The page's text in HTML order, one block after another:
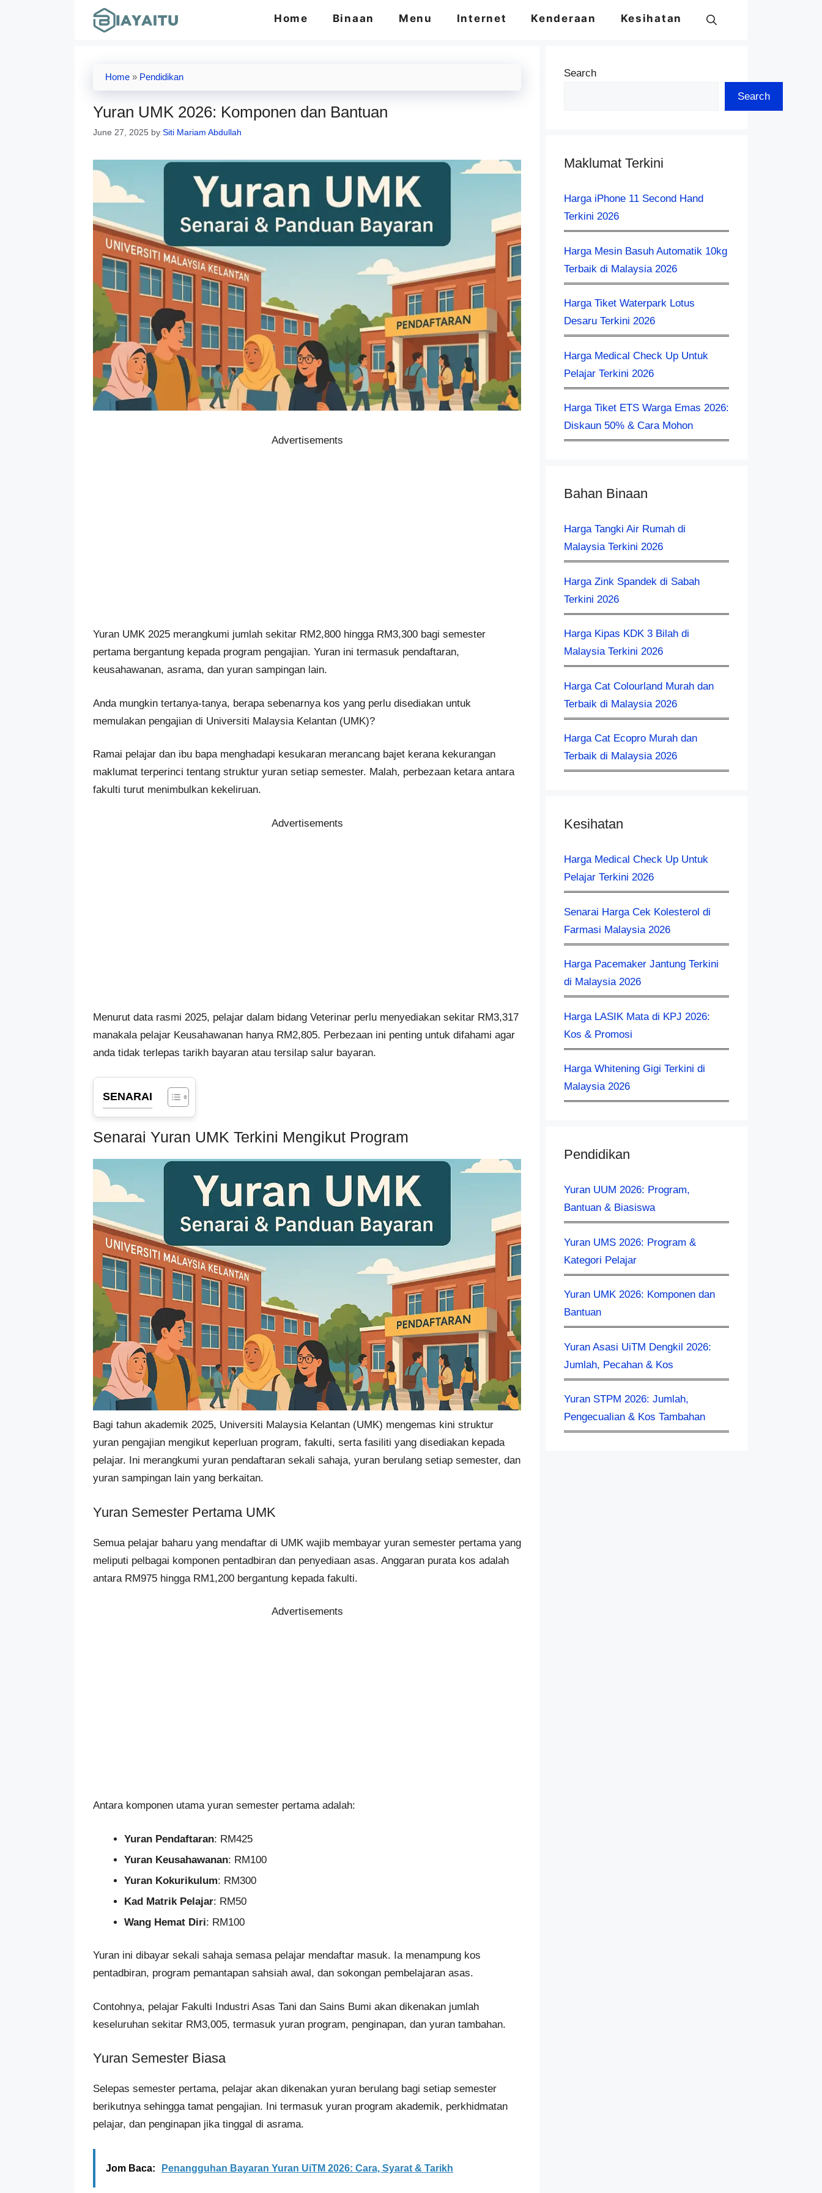
Home Binaan Menu Internet Kenderaan Kesihatan
Home » Pendidikan
Yuran UMK 2026: Komponen dan Bantuan
June 27, 2025 by Siti Mariam Abdullah
Advertisements
Yuran UMK 2025 merangkumi jumlah sekitar RM2,800 hingga RM3,300 bagi semester
pertama bergantung kepada program pengajian. Yuran ini termasuk pendaftaran,
keusahawanan, asrama, dan yuran sampingan lain.
Anda mungkin tertanya-tanya, berapa sebenarnya kos yang perlu disediakan untuk
memulakan pengajian di Universiti Malaysia Kelantan (UMK)?
Ramai pelajar dan ibu bapa menghadapi kesukaran merancang bajet kerana kekurangan
maklumat terperinci tentang struktur yuran setiap semester. Malah, perbezaan ketara antara
fakulti turut menimbulkan kekeliruan.
Advertisements
Menurut data rasmi 2025, pelajar dalam bidang Veterinar perlu menyediakan sekitar RM3,317
manakala pelajar Keusahawanan hanya RM2,805. Perbezaan ini penting untuk difahami agar
anda tidak terlepas tarikh bayaran atau tersilap salur bayaran.
SENARAI
Senarai Yuran UMK Terkini Mengikut Program
Bagi tahun akademik 2025, Universiti Malaysia Kelantan (UMK) mengemas kini struktur
yuran pengajian mengikut keperluan program, fakulti, serta fasiliti yang disediakan kepada
pelajar. Ini merangkumi yuran pendaftaran sekali sahaja, yuran berulang setiap semester, dan
yuran sampingan lain yang berkaitan.
Yuran Semester Pertama UMK
Semua pelajar baharu yang mendaftar di UMK wajib membayar yuran semester pertama yang
meliputi pelbagai komponen pentadbiran dan penyediaan asas. Anggaran purata kos adalah
antara RM975 hingga RM1,200 bergantung kepada fakulti.
Advertisements
Antara komponen utama yuran semester pertama adalah:
Yuran Pendaftaran: RM425
Yuran Keusahawanan: RM100
Yuran Kokurikulum: RM300
Kad Matrik Pelajar: RM50
Wang Hemat Diri: RM100
Yuran ini dibayar sekali sahaja semasa pelajar mendaftar masuk. Ia menampung kos
pentadbiran, program pemantapan sahsiah awal, dan sokongan pembelajaran asas.
Contohnya, pelajar Fakulti Industri Asas Tani dan Sains Bumi akan dikenakan jumlah
keseluruhan sekitar RM3,005, termasuk yuran program, penginapan, dan yuran tambahan.
Yuran Semester Biasa
Selepas semester pertama, pelajar akan dikenakan yuran berulang bagi setiap semester
berikutnya sehingga tamat pengajian. Ini termasuk yuran program akademik, perkhidmatan
pelajar, dan penginapan jika tinggal di asrama.
Jom Baca: Penangguhan Bayaran Yuran UiTM 2026: Cara, Syarat & Tarikh
Search
Search
Maklumat Terkini
Harga iPhone 11 Second Hand
Terkini 2026
Harga Mesin Basuh Automatik 10kg
Terbaik di Malaysia 2026
Harga Tiket Waterpark Lotus
Desaru Terkini 2026
Harga Medical Check Up Untuk
Pelajar Terkini 2026
Harga Tiket ETS Warga Emas 2026:
Diskaun 50% & Cara Mohon
Bahan Binaan
Harga Tangki Air Rumah di
Malaysia Terkini 2026
Harga Zink Spandek di Sabah
Terkini 2026
Harga Kipas KDK 3 Bilah di
Malaysia Terkini 2026
Harga Cat Colourland Murah dan
Terbaik di Malaysia 2026
Harga Cat Ecopro Murah dan
Terbaik di Malaysia 2026
Kesihatan
Harga Medical Check Up Untuk
Pelajar Terkini 2026
Senarai Harga Cek Kolesterol di
Farmasi Malaysia 2026
Harga Pacemaker Jantung Terkini
di Malaysia 2026
Harga LASIK Mata di KPJ 2026:
Kos & Promosi
Harga Whitening Gigi Terkini di
Malaysia 2026
Pendidikan
Yuran UUM 2026: Program,
Bantuan & Biasiswa
Yuran UMS 2026: Program &
Kategori Pelajar
Yuran UMK 2026: Komponen dan
Bantuan
Yuran Asasi UiTM Dengkil 2026:
Jumlah, Pecahan & Kos
Yuran STPM 2026: Jumlah,
Pengecualian & Kos Tambahan